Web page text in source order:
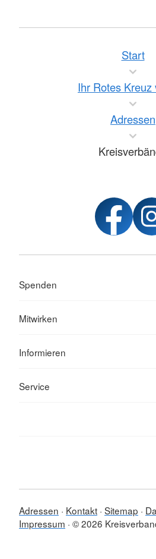
Start
Ihr Rotes Kreuz
Adressen
Spenden
Mitwirken
Informieren
Service
Adressen Kontakt Sitemap
Impressum © 2026